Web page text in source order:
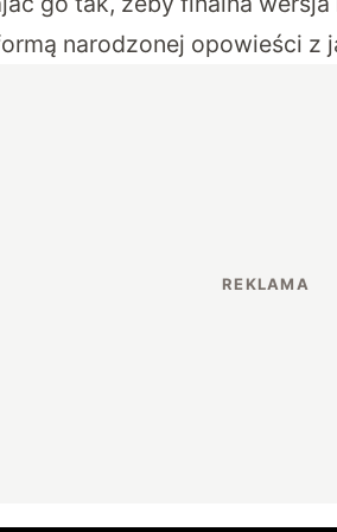
narodzonej opowieści z